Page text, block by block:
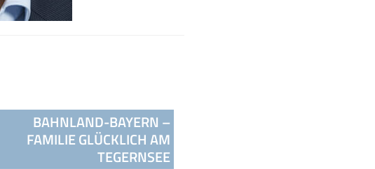
BAHNLAND-BAYERN –
FAMILIE GLÜCKLICH AM
TEGERNSEE